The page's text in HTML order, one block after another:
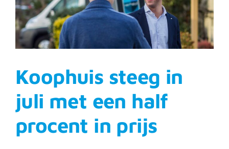
Koophuis steeg in
juli met een half
procent in prijs